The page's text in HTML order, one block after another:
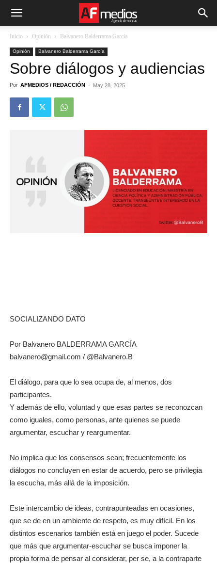
Inicio Opinión Balvanero Balderrama García
Opinión Balvanero Balderrama García
Sobre diálogos y audiencias
Por AFMEDIOS / REDACCIÓN - May 28, 2025
SOCIALIZANDO DATO
Por Balvanero BALDERRAMA GARCÍA
balvanero@gmail.com / @Balvanero.B
El diálogo, para que lo sea ocupa de, al menos, dos
participantes.
Y además de ello, voluntad y que esas partes se reconozcan
como iguales, como personas, ante quienes se puede
argumentar, escuchar y reargumentar.
No implica que los consensos sean; frecuentemente los
diálogos no concluyen en estar de acuerdo, pero se privilegia
la escucha, más allá de la imposición.
Este intercambio de ideas, contrapunteadas en ocasiones,
que se de en un ambiente de respeto, es muy difícil. En los
distintos escenarios también está en juego el poder. Sucede
que más que argumentar-escuchar se busca imponer la
propia forma de pensar al considerar, per se, a la contraparte